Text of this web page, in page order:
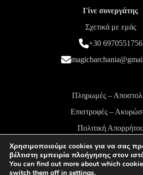
Γίνε συνεργάτης
Σχετικά με εμάς
+30 6970551756
Πληρωμές –
Επιστροφές –
Πολιτική
Όροι και
Χρησιμοποιούμε cookies για να σας
βέλτιστη εμπειρία πλοήγησης στον
You can find out more about which
switch them off in settings.